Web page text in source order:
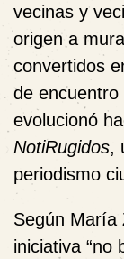
vecinas y
origen a
convertidos
de
evolucionó
NotiRugidos,
periodismo
Según María
iniciativa “no